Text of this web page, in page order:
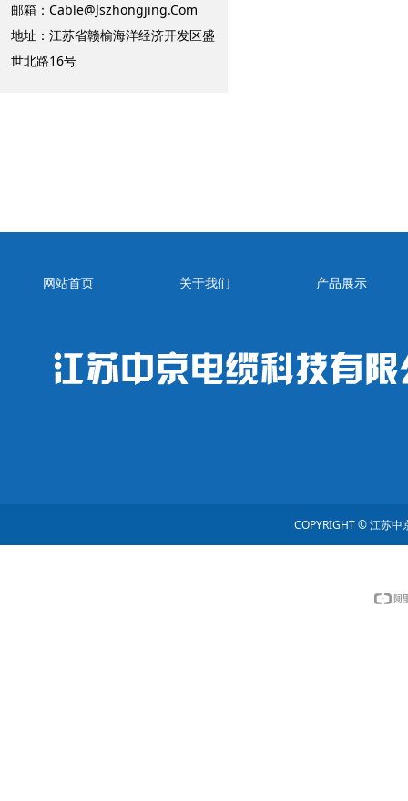
邮箱： Cable@Jszhongjing.Com
地址：江苏省赣榆海洋经济开发区盛
世北路16号
网站首页 关于我们 产品展示
COPYRIGHT © 江苏中